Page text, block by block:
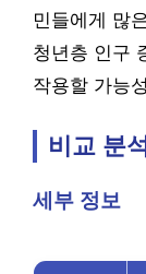
민들에게 많
청년층 인구
작용할 가능
비교 분석
세부 정보